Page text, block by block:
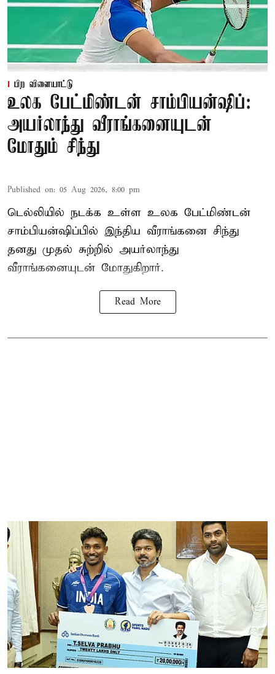
பிற விளையாட்டு
உலக பேட்மிண்டன் சாம்பியன்ஷிப்:
அயர்லாந்து வீராங்கனையுடன்
மோதும் சிந்து
Published on: 05 Aug 2026, 8:00 pm
டெல்லியில் நடக்க உள்ள உலக பேட்மிண்டன்
சாம்பியன்ஷிப்பில் இந்திய வீராங்கனை சிந்து
தனது முதல் சுற்றில் அயர்லாந்து
வீராங்கனையுடன் மோதுகிறார்.
Read More